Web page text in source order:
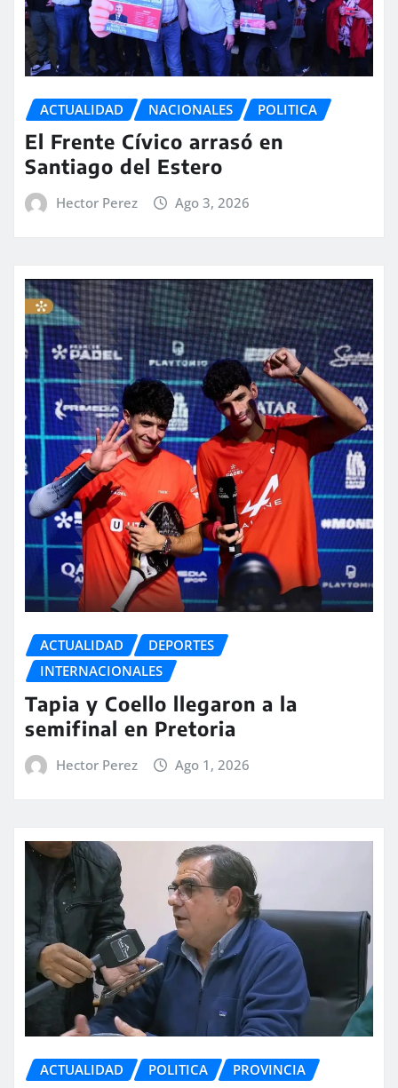
ACTUALIDAD NACIONALES POLITICA
El Frente Cívico arrasó en
Santiago del Estero
Hector Perez Ago 3, 2026
ACTUALIDAD
DEPORTES
INTERNACIONALES
Tapia y Coello llegaron a la
semifinal en Pretoria
Hector Perez Ago 1, 2026
ACTUALIDAD POLITICA PROVINCIA